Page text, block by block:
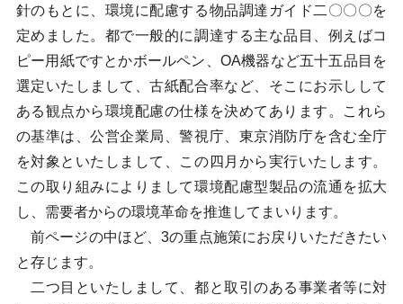
針のもとに、環境に配慮する物品調達ガイド二〇〇〇を
定めました。都で一般的に調達する主な品目、例えばコ
ピー用紙ですとかボールペン、OA機器など五十五品目を
選定いたしまして、古紙配合率など、そこにお示しして
ある観点から環境配慮の仕様を決めてあります。これら
の基準は、公営企業局、警視庁、東京消防庁を含む全庁
を対象といたしまして、この四月から実行いたします。
この取り組みによりまして環境配慮型製品の流通を拡大
し、需要者からの環境革命を推進してまいります。
前ページの中ほど、3の重点施策にお戻りいただきたい
と存じます。
二つ目といたしまして、都と取引のある事業者等に対